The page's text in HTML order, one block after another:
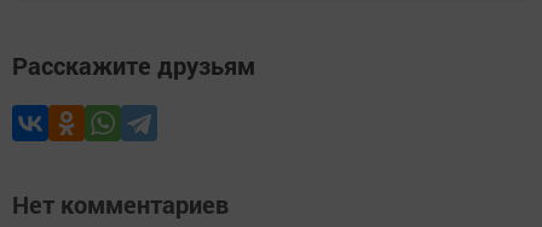
Расскажите друзьям
Нет комментариев